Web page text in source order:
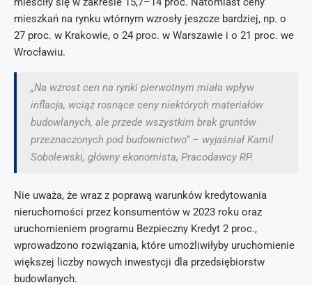
mieszkań na rynku wtórnym wzrosły jeszcze bardziej, np. o
27 proc. w Krakowie, o 24 proc. w Warszawie i o 21 proc. we
Wrocławiu.
„Na wzrost cen na rynki pierwotnym miała wpływ
inflacja, wciąż rosnące ceny niektórych materiałów
budowlanych, ale przede wszystkim brak gruntów
przeznaczonych pod budownictwo” – wyjaśniał Kamil
Sobolewski, główny ekonomista, Pracodawcy RP.
Nie uważa, że wraz z poprawą warunków kredytowania
nieruchomości przez konsumentów w 2023 roku oraz
uruchomieniem programu Bezpieczny Kredyt 2 proc.,
wprowadzono rozwiązania, które umożliwiłyby uruchomienie
większej liczby nowych inwestycji dla przedsiębiorstw
budowlanych.